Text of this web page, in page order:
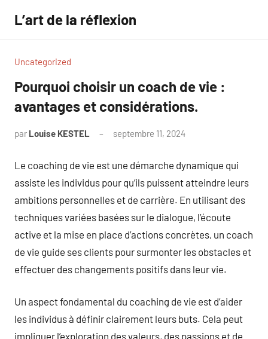
contenu
L’art de la réflexion
Uncategorized
Pourquoi choisir un coach de vie :
avantages et considérations.
par Louise KESTEL septembre 11, 2024
Le coaching de vie est une démarche dynamique qui
assiste les individus pour qu’ils puissent atteindre leurs
ambitions personnelles et de carrière. En utilisant des
techniques variées basées sur le dialogue, l’écoute
active et la mise en place d’actions concrètes, un coach
de vie guide ses clients pour surmonter les obstacles et
effectuer des changements positifs dans leur vie.
Un aspect fondamental du coaching de vie est d’aider
les individus à définir clairement leurs buts. Cela peut
impliquer l’exploration des valeurs, des passions et de